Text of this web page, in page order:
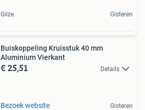
Gilze Gisteren
Buiskoppeling Kruisstuk 40 mm
Aluminium Vierkant
€ 25,51 Details
Bezoek website Gisteren